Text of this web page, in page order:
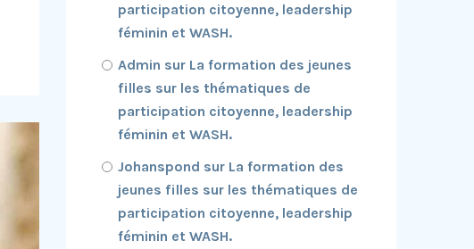
participation citoyenne, leadership
féminin et WASH.
Admin sur La formation des jeunes
filles sur les thématiques de
participation citoyenne, leadership
féminin et WASH.
Johanspond sur La formation des
jeunes filles sur les thématiques de
participation citoyenne, leadership
féminin et WASH.